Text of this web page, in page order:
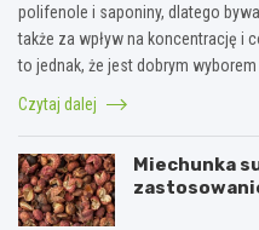
polifenole i saponiny, dlatego
także za wpływ na koncentrację i
to jednak, że jest dobrym wyborem
Czytaj dalej
Miechunka